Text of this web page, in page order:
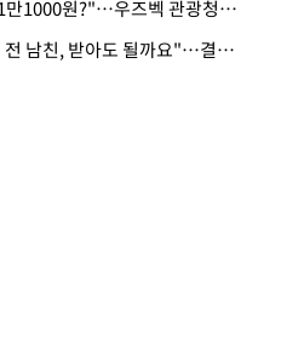
· "음료 한 캔에 1만1000원?"…우즈벡 관광청까지 나섰다, 유튜버 폭로 후폭풍
· "300만원 보낸 전 남친, 받아도 될까요"…결혼 앞둔 예비신부의 뜻밖 고충